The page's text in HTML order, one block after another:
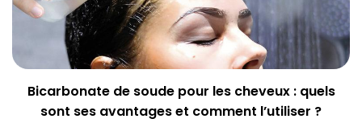
Bicarbonate de soude pour les cheveux : quels
sont ses avantages et comment l’utiliser ?